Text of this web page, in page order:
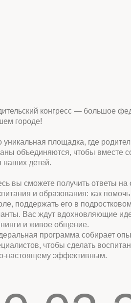
площадка, где родители, педагоги и
получить ответы на самые важные
его в подростковом возрасте и
вдохновляющие идеи,
общение.
собирает опыт тысяч
чтобы сделать воспитание
эффективным.
БАЗА